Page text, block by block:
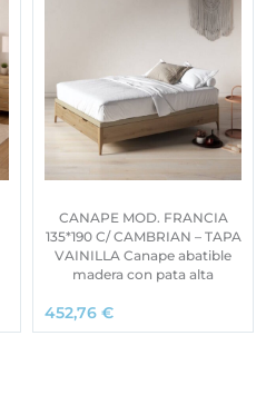
CANAPE MOD. FRANCIA
135*190 C/ CAMBRIAN – TAPA
VAINILLA Canape abatible
madera con pata alta
452,76 €